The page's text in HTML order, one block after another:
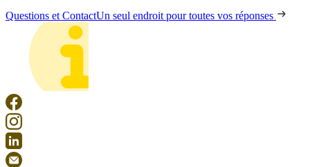
Questions et ContactUn seul endroit pour toutes vos réponses